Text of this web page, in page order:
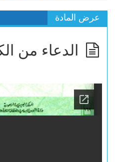
عرض المادة
الدعاء من